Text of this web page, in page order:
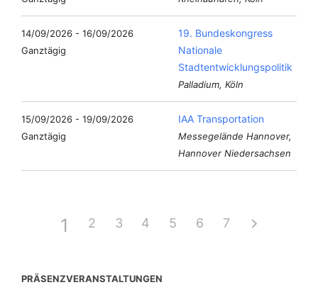
14/09/2026 - 16/09/2026
Ganztägig
19. Bundeskongress
Nationale
Stadtentwicklungspolitik
Palladium, Köln
15/09/2026 - 19/09/2026
Ganztägig
IAA Transportation
Messegelände Hannover,
Hannover Niedersachsen
1 2 3 4 5 6 7
PRÄSENZVERANSTALTUNGEN